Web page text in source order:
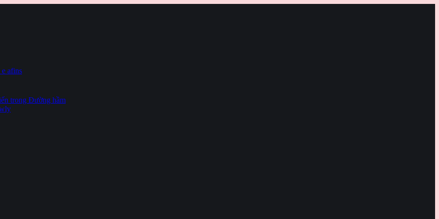
afins
trong Đường hầm